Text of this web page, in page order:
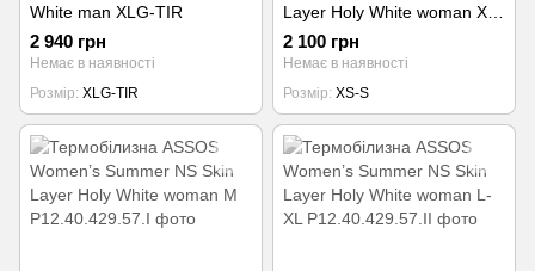
White man XLG-TIR
2 940 грн
Немає в наявності
Розмір XLG-TIR
Layer Holy White woman XS-
S
2 100 грн
Немає в наявності
Розмір XS-S